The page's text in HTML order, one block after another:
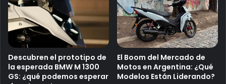
Descubren el prototipo de
la esperada BMW M 1300
GS: ¿qué podemos esperar
El Boom del Mercado de
Motos en Argentina: ¿Qué
Modelos Están Liderando?